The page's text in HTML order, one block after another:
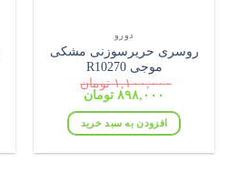
دورو
روسری حریرسوزنی مشکی
موجی R10270
۱,۱۰۰,۰۰۰ تومان
قیمت
۱,۱۰۰,۰۰۰ تومان
بود.
۸۹۸,۰۰۰ تومانقیمت
۸۹۸,۰۰۰ تومان. افزودن به سبد خرید